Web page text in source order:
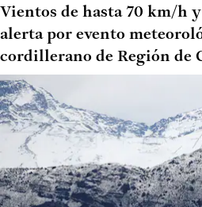
Vientos de hasta 70 km/h
alerta por evento
cordillerano de Región de